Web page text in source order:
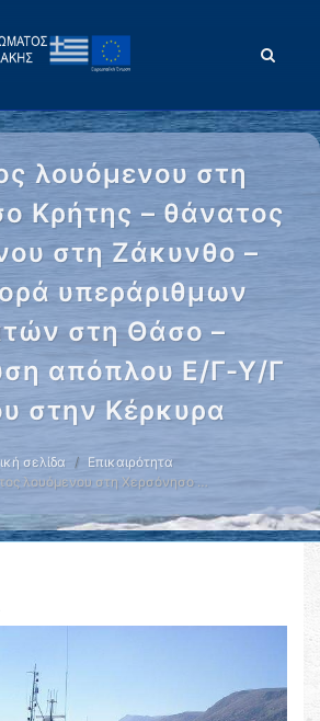
λουόμενου στη
Κρήτης – θάνατος
στη Ζάκυνθο –
υπεράριθμων
στη Θάσο –
απόπλου Ε/Γ-Υ/Γ
στην Κέρκυρα
σελίδα
Επικαιρότητα
λουόμενου στη Χερσόνησο …